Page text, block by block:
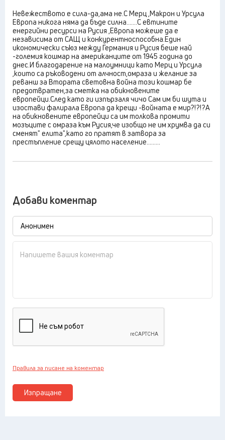
Невежеството е сила-да,ама не.С Мерц ,Макрон и Урсула
Европа никога няма да бъде силна.......С евтините
енергийни ресурси на Русия ,Европа можеше да е
независима от САЩ и конкурентноспособна.Един
икономически съюз между Германия и Русия беше най
-големия кошмар на американците от 1945 година до
днес.И благодарение на малоумници като Мерц и Урсула
,които са ръководени от алчност,омраза и желание за
реванш за Втората световна война този кошмар бе
предотвратен,за сметка на обикновените
европейци.След като ги изпързаля чичо Сам им би шута и
изостави фалирала Европа да крещи -войната е мир?!?!?А
на обикновените европейци са им толкова промити
мозъците с омраза към Русия,че изобщо не им хрумва да си
сменят" елита",като го пратят в затвора за
престъпление срещу цялото население.........
Добави коментар
Изпращане
Правила за писане на коментар